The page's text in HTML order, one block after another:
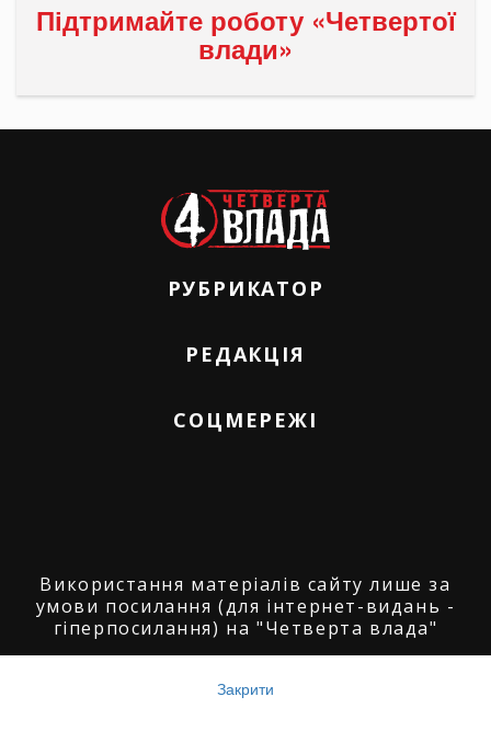
Підтримайте роботу «Четвертої
влади»
РУБРИКАТОР
РЕДАКЦІЯ
СОЦМЕРЕЖІ
Використання матеріалів сайту лише за
умови посилання (для інтернет-видань -
гіперпосилання) на "Четверта влада"
"Четверта влада": 2008-2026.
Закрити